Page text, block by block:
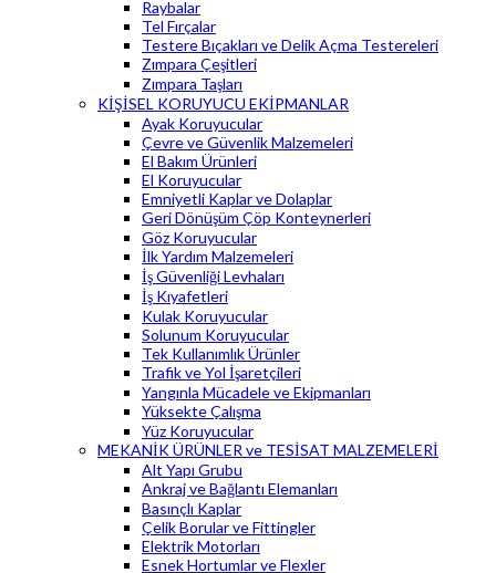
Raybalar
Tel Fırçalar
Testere Bıçakları ve Delik Açma Testereleri
Zımpara Çeşitleri
Zımpara Taşları
KİŞİSEL KORUYUCU EKİPMANLAR
Ayak Koruyucular
Çevre ve Güvenlik Malzemeleri
El Bakım Ürünleri
El Koruyucular
Emniyetli Kaplar ve Dolaplar
Geri Dönüşüm Çöp Konteynerleri
Göz Koruyucular
İlk Yardım Malzemeleri
İş Güvenliği Levhaları
İş Kıyafetleri
Kulak Koruyucular
Solunum Koruyucular
Tek Kullanımlık Ürünler
Trafik ve Yol İşaretçileri
Yangınla Mücadele ve Ekipmanları
Yüksekte Çalışma
Yüz Koruyucular
MEKANİK ÜRÜNLER ve TESİSAT MALZEMELERİ
Alt Yapı Grubu
Ankraj ve Bağlantı Elemanları
Basınçlı Kaplar
Çelik Borular ve Fittingler
Elektrik Motorları
Esnek Hortumlar ve Flexler